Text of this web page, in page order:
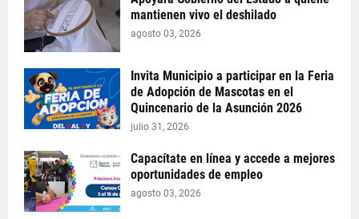
mantienen vivo el deshilado
agosto 03, 2026
Invita Municipio a participar en la Feria
de Adopción de Mascotas en el
Quincenario de la Asunción 2026
julio 31, 2026
Capacítate en línea y accede a mejores
oportunidades de empleo
agosto 03, 2026